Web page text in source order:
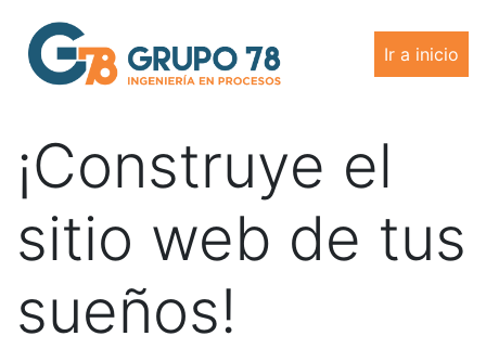
Ir a inicio
¡Construye el
sitio web de tus
sueños!